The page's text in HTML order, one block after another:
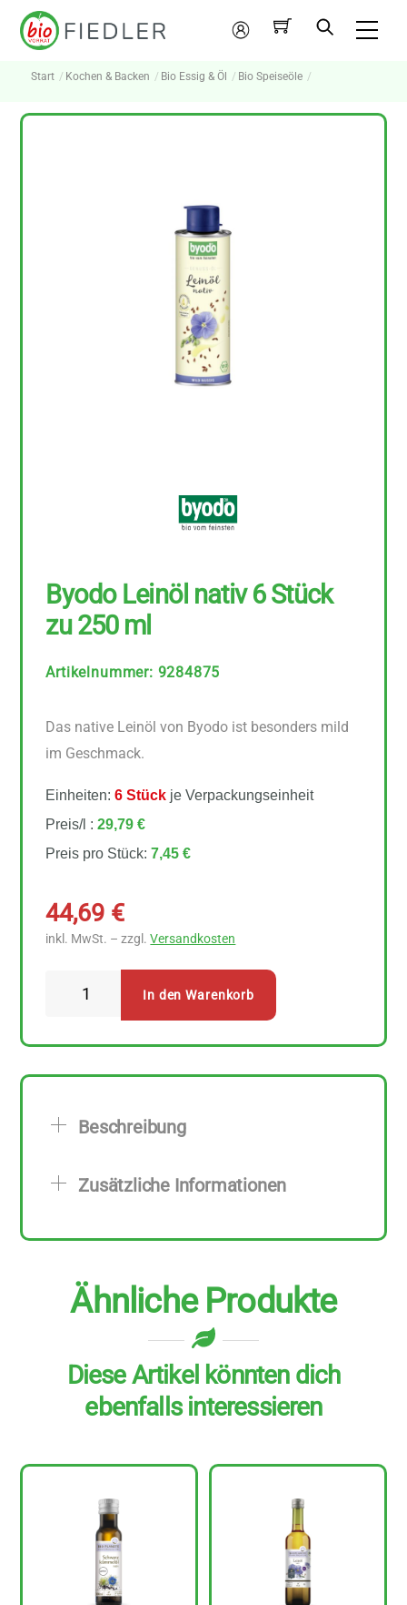
Skip
Mein
Konto
Start Kochen & Backen Bio Essig & Öl Bio Speiseöle
Byodo Leinöl nativ 6 Stück
zu 250 ml
Artikelnummer: 9284875
Das native Leinöl von Byodo ist besonders mild
im Geschmack.
Einheiten:6 Stück je Verpackungseinheit
Preis/l :29,79 €
Preis pro Stück:7,45 €
44,69 €
inkl. MwSt. – zzgl.Versandkosten
zu
Menge
In den Warenkorb
Beschreibung
Zusätzliche Informationen
Ähnliche Produkte
Diese Artikel könnten dich
ebenfalls interessieren